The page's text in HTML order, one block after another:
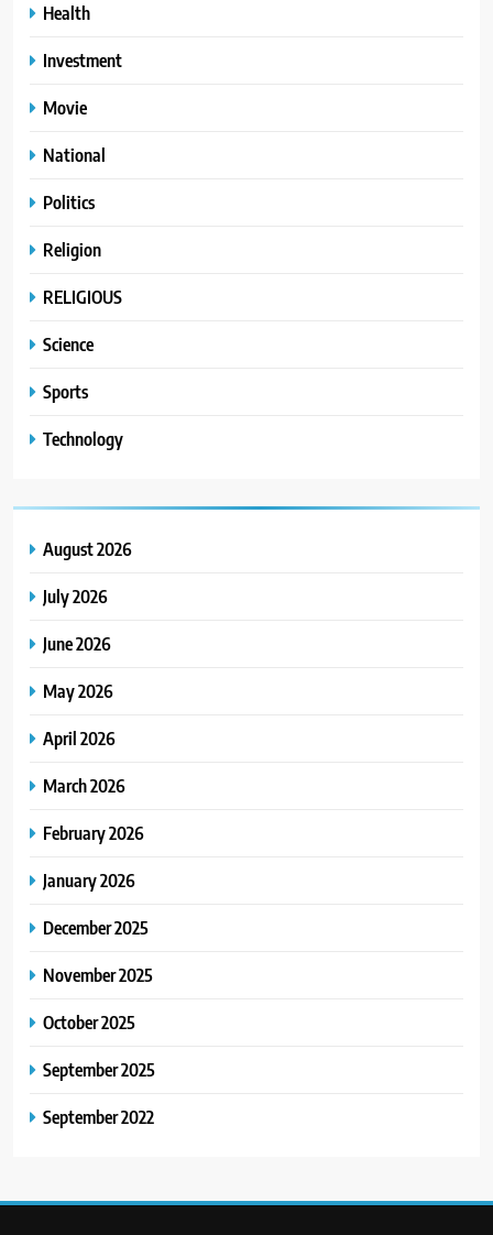
Health
Investment
Movie
National
Politics
Religion
RELIGIOUS
Science
Sports
Technology
August 2026
July 2026
June 2026
May 2026
April 2026
March 2026
February 2026
January 2026
December 2025
November 2025
October 2025
September 2025
September 2022